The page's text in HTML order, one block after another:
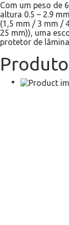
Com um peso de
altura 0.5 – 2.9
(1,5 mm / 3 mm /
25 mm)), uma
protetor de